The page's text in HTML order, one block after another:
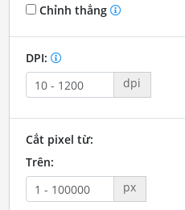
Chỉnh thẳng
DPI:
dpi
Cắt pixel từ:
Trên:
px